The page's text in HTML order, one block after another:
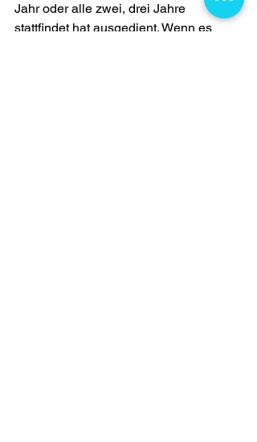
Jahr oder alle zwei, drei Jahre
stattfindet hat ausgedient. Wenn es